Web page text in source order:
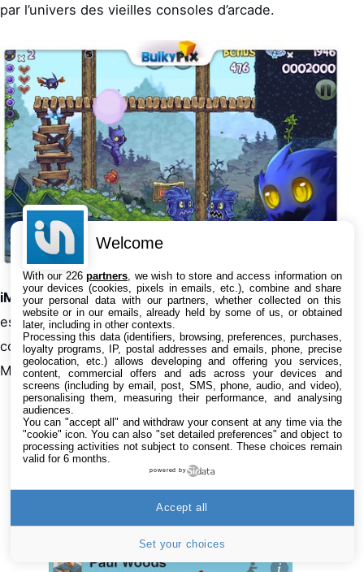
par l’univers des vieilles consoles d’arcade.
iM+ Pro(Lien App Store–7,99€-> 0,79€ –Universel)
est un excellent client de messageries instantanées
compatible Skype, Facebook, Google Talk, AIM, ICQ,
MSN et plus encore.
Welcome
With our 226partners , we wish to store and access information on
your devices (cookies, pixels in emails, etc.), combine and share
your personal data with our partners, whether collected on this
website or in our emails, already held by some of us, or obtained
later, including in other contexts.
Processing this data (identifiers, browsing, preferences, purchases,
loyalty programs, IP, postal addresses and emails, phone, precise
geolocation, etc.) allows developing and offering you services,
content, commercial offers and ads across your devices and
screens (including by email, post, SMS, phone, audio, and video),
personalising them, measuring their performance, and analysing
audiences.
You can "accept all" and withdraw your consent at any time via the
"cookie" icon. You can also "set detailed preferences" and object to
processing activities not subject to consent. These choices remain
valid for 6 months.
powered by
Set your choices
Accept all